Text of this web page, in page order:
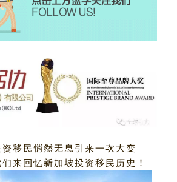
移民悄然无息引来一次大变
来回忆新加坡投资移民历史！